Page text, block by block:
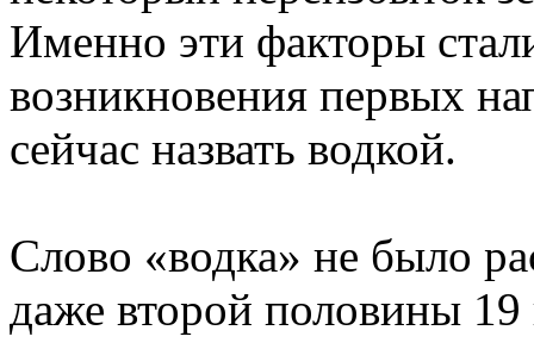
Именно эти факторы
возникновения первых
сейчас назвать водкой.
Слово «водка» не было
даже второй половины